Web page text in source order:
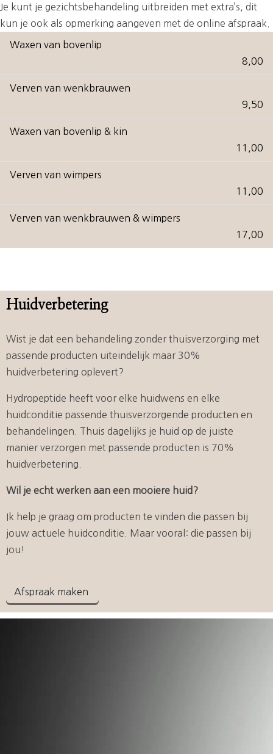
Je kunt je gezichtsbehandeling uitbreiden met extra’s, dit
kun je ook als opmerking aangeven met de online afspraak.
Waxen van bovenlip
8,00
Verven van wenkbrauwen
9,50
Waxen van bovenlip & kin
11,00
Verven van wimpers
11,00
Verven van wenkbrauwen & wimpers
17,00
Huidverbetering
Wist je dat een behandeling zonder thuisverzorging met
passende producten uiteindelijk maar 30%
huidverbetering oplevert?
Hydropeptide heeft voor elke huidwens en elke
huidconditie passende thuisverzorgende producten en
behandelingen. Thuis dagelijks je huid op de juiste
manier verzorgen met passende producten is 70%
huidverbetering.
Wil je echt werken aan een mooiere huid?
Ik help je graag om producten te vinden die passen bij
jouw actuele huidconditie. Maar vooral: die passen bij
jou!
Afspraak maken